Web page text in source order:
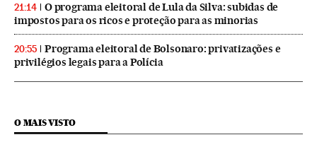
21:14
O programa eleitoral de Lula da Silva: subidas de
impostos para os ricos e proteção para as minorias
20:55
Programa eleitoral de Bolsonaro: privatizações e
privilégios legais para a Polícia
O MAIS VISTO